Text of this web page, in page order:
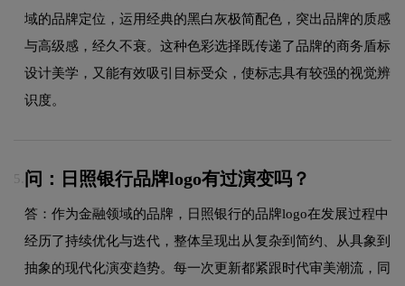
域的品牌定位，运用经典的黑白灰极简配色，突出品牌的质感
与高级感，经久不衰。这种色彩选择既传递了品牌的商务盾标
设计美学，又能有效吸引目标受众，使标志具有较强的视觉辨
识度。
5. 问：日照银行品牌logo有过演变吗？
答：作为金融领域的品牌，日照银行的品牌logo在发展过程中
经历了持续优化与迭代，整体呈现出从复杂到简约、从具象到
抽象的现代化演变趋势。每一次更新都紧跟时代审美潮流，同